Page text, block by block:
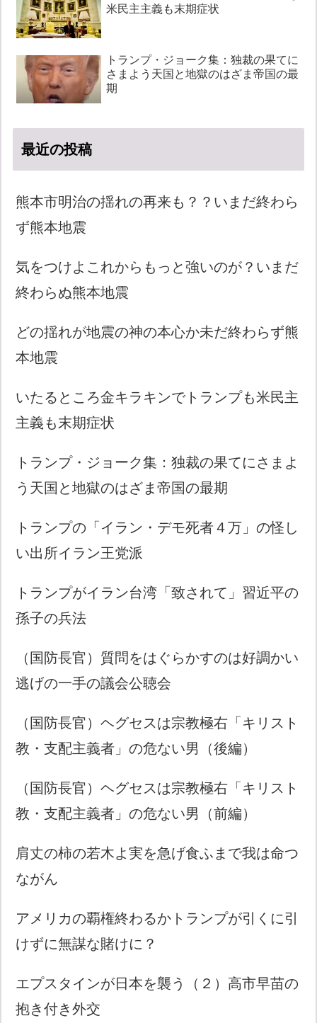
米民主主義も末期症状
トランプ・ジョーク集：独裁の果てに
さまよう天国と地獄のはざま帝国の最
期
最近の投稿
熊本市明治の揺れの再来も？？いまだ終わら
ず熊本地震
気をつけよこれからもっと強いのが？いまだ
終わらぬ熊本地震
どの揺れが地震の神の本心か未だ終わらず熊
本地震
いたるところ金キラキンでトランプも米民主
主義も末期症状
トランプ・ジョーク集：独裁の果てにさまよ
う天国と地獄のはざま帝国の最期
トランプの「イラン・デモ死者４万」の怪し
い出所イラン王党派
トランプがイラン台湾「致されて」習近平の
孫子の兵法
（国防長官）質問をはぐらかすのは好調かい
逃げの一手の議会公聴会
（国防長官）ヘグセスは宗教極右「キリスト
教・支配主義者」の危ない男（後編）
（国防長官）ヘグセスは宗教極右「キリスト
教・支配主義者」の危ない男（前編）
肩丈の柿の若木よ実を急げ食ふまで我は命つ
ながん
アメリカの覇権終わるかトランプが引くに引
けずに無謀な賭けに？
エプスタインが日本を襲う（２）高市早苗の
抱き付き外交